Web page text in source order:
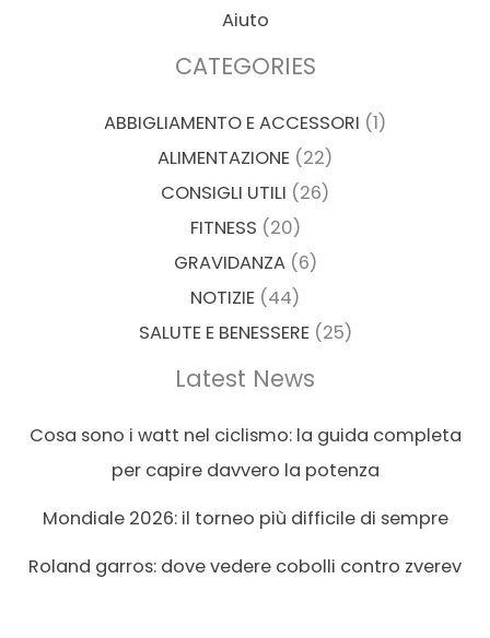
Aiuto
CATEGORIES
ABBIGLIAMENTO E ACCESSORI (1)
ALIMENTAZIONE (22)
CONSIGLI UTILI (26)
FITNESS (20)
GRAVIDANZA(6)
NOTIZIE (44)
SALUTE E BENESSERE(25)
Latest News
Cosa sono i watt nel ciclismo: la guida completa
per capire davvero la potenza
Mondiale 2026: il torneo più difficile di sempre
Roland garros: dove vedere cobolli contro zverev